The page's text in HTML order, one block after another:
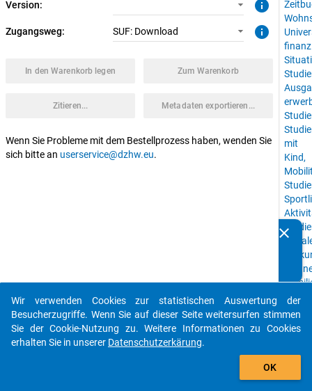
Version: info
Zugangsweg: SUF: Download info
In den Warenkorb legen Zum Warenkorb
Zitieren... Metadaten exportieren...
Wenn Sie Probleme mit dem Bestellprozess haben, wenden Sie
sich bitte an userservice@dzhw.eu.
mit
Kind,
clear
auto_stories
add_shopping_cart
Wir verwenden Cookies zur statistischen Auswertung der
Besucherzugriffe. Wenn Sie auf dieser Seite weitersurfen stimmen
Sie der Cookie-Nutzung zu. Weitere Informationen zu Cookies
erhalten Sie in unserer Datenschutzerkärung.
OK